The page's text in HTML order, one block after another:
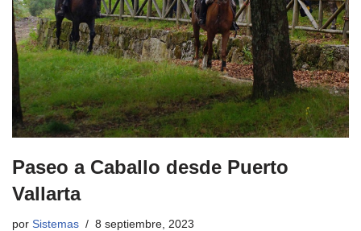
Paseo a Caballo desde Puerto
Vallarta
por Sistemas 8 septiembre, 2023